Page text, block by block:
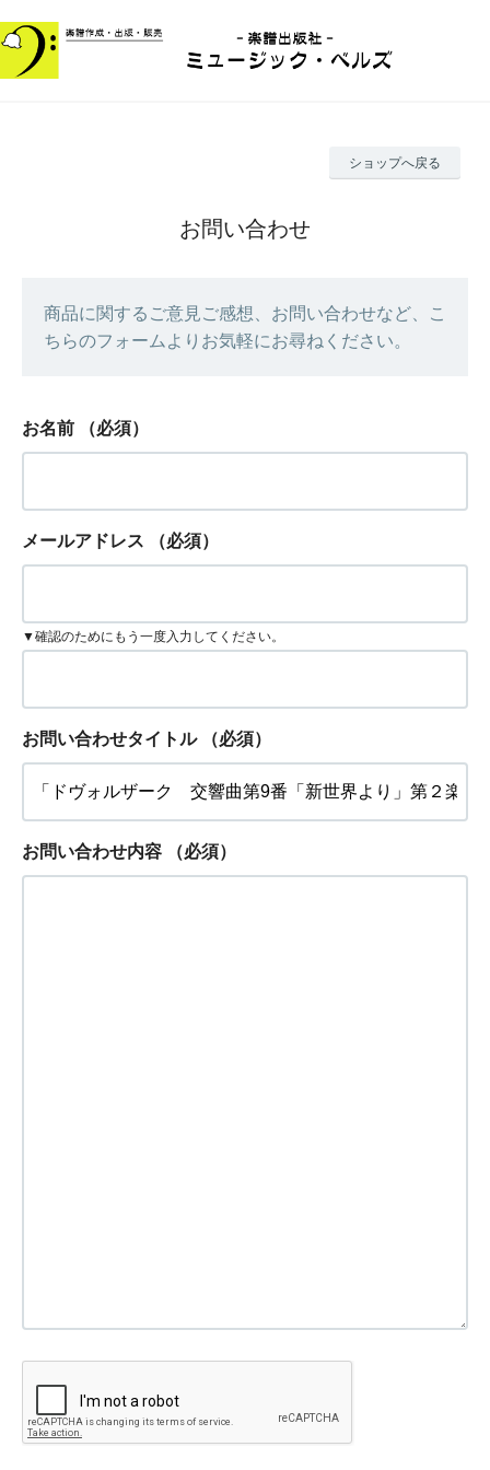
ショップへ戻る
お問い合わせ
商品に関するご意見ご感想、お問い合わせなど、こ
ちらのフォームよりお気軽にお尋ねください。
お名前 （必須）
メールアドレス （必須）
▼確認のためにもう一度入力してください。
お問い合わせタイトル （必須）
お問い合わせ内容 （必須）